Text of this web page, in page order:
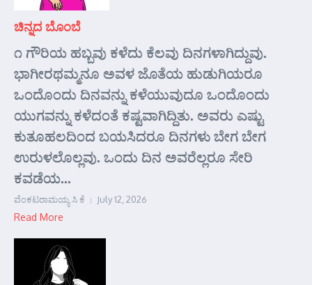
ಚಿನ್ನದ ಬೊಂಬೆ
೧ ಗೌರಿಯ ಹಬ್ಬವು ಕಳೆದು ಕೆಲವು ದಿನಗಳಾಗಿದ್ದುವು.
ಭಾಗೀರಥಮ್ಮನೂ ಅವಳ ಜೊತೆಯ ಹುಡುಗಿಯರೂ
ಒಂದೊಂದು ದಿನವನ್ನು ಕಳೆಯುವುದೂ ಒಂದೊಂದು
ಯುಗವನ್ನು ಕಳೆದಂತೆ ಕಷ್ಟವಾಗಿದ್ದಿತು. ಅವರು ಎಷ್ಟು
ಕುತೂಹಲದಿಂದ ಬಯಸಿದರೂ ದಿನಗಳು ಬೇಗ ಬೇಗ
ಉರುಳಲೊಲ್ಲವು. ಒಂದು ದಿನ ಅವರೆಲ್ಲರೂ ಸೇರಿ
ಕವಡೆಯ...
ವೆಂಕಟರಾಮಯ್ಯ ಸಿ ಕೆ July 12, 2026
Read More